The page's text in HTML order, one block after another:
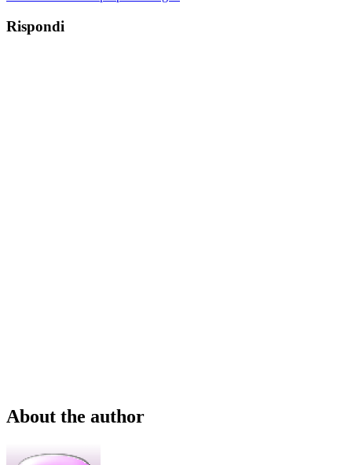
Rispondi
About the author